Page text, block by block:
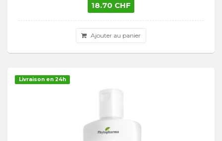
18.70 CHF
Ajouter au panier
Livraison en 24h